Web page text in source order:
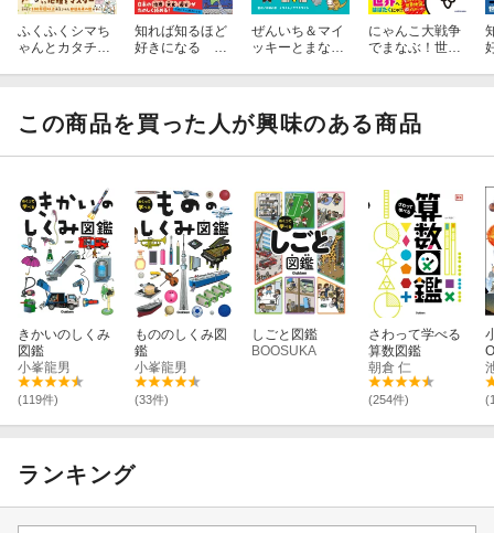
ふくふくシマち
ゃんとカタチで
知れば知るほど
好きになる 日
ぜんいち＆マイ
ッキーとまな
にゃんこ大戦争
でまなぶ！世界
この商品を買った人が興味のある商品
きかいのしくみ
図鑑
小峯龍男
(119件)
もののしくみ図
鑑
小峯龍男
(33件)
しごと図鑑
BOOSUKA
さわって学べる
算数図鑑
朝倉 仁
(254件)
ランキング